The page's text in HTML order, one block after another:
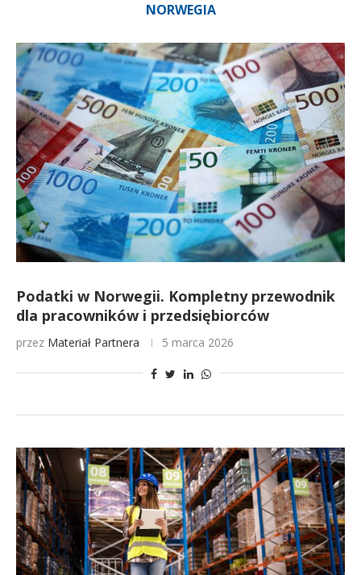
NORWEGIA
Podatki w Norwegii. Kompletny przewodnik
dla pracowników i przedsiębiorców
przez Materiał Partnera 5 marca 2026